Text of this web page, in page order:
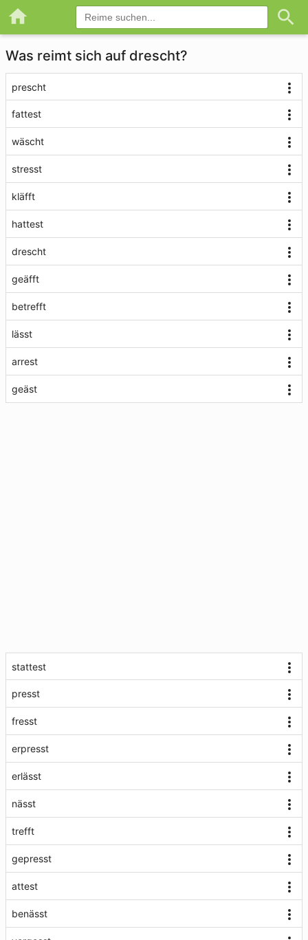
Was reimt sich auf drescht?
prescht
fattest
wäscht
stresst
kläfft
hattest
drescht
geäfft
betrefft
lässt
arrest
geäst
stattest
presst
fresst
erpresst
erlässt
nässt
trefft
gepresst
attest
benässt